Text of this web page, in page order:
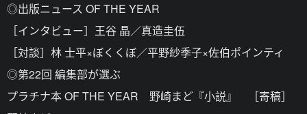
◎出版ニュース OF THE YEAR
［インタビュー］王谷 晶／真造圭伍
［対談］林 士平×ぼくくぼ／平野紗季子×佐伯ポインティ
◎第22回 編集部が選ぶ
プラチナ本 OF THE YEAR 野崎まど『小説』 ［寄稿］